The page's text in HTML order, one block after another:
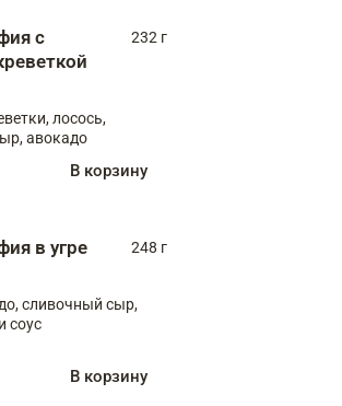
с
232 г
лосось,
авокадо
В корзину
в угре
248 г
сливочный сыр,
соус
В корзину